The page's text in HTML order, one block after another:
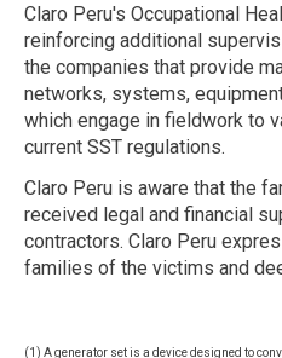
Claro Peru's Occupational
reinforcing additional
the companies that provide
networks, systems,
which engage in fieldwork to
current SST regulations.
Claro Peru is aware that the
received legal and financial
contractors. Claro Peru
families of the victims and
(1) A generator set is a device designed to